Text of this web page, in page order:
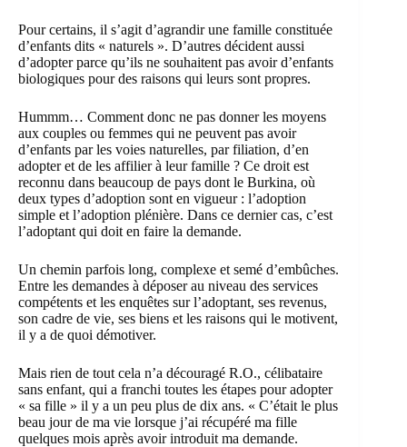
Pour certains, il s’agit d’agrandir une famille constituée
d’enfants dits « naturels ». D’autres décident aussi
d’adopter parce qu’ils ne souhaitent pas avoir d’enfants
biologiques pour des raisons qui leurs sont propres.
Hummm… Comment donc ne pas donner les moyens
aux couples ou femmes qui ne peuvent pas avoir
d’enfants par les voies naturelles, par filiation, d’en
adopter et de les affilier à leur famille ? Ce droit est
reconnu dans beaucoup de pays dont le Burkina, où
deux types d’adoption sont en vigueur : l’adoption
simple et l’adoption plénière. Dans ce dernier cas, c’est
l’adoptant qui doit en faire la demande.
Un chemin parfois long, complexe et semé d’embûches.
Entre les demandes à déposer au niveau des services
compétents et les enquêtes sur l’adoptant, ses revenus,
son cadre de vie, ses biens et les raisons qui le motivent,
il y a de quoi démotiver.
Mais rien de tout cela n’a découragé R.O., célibataire
sans enfant, qui a franchi toutes les étapes pour adopter
« sa fille » il y a un peu plus de dix ans. « C’était le plus
beau jour de ma vie lorsque j’ai récupéré ma fille
quelques mois après avoir introduit ma demande.